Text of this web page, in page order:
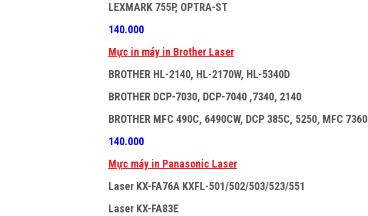
LEXMARK 755P, OPTRA-ST
140.000
Mực in máy in Brother Laser
BROTHER HL-2140, HL-2170W, HL-5340D
BROTHER DCP-7030, DCP-7040 ,7340, 2140
BROTHER MFC 490C, 6490CW, DCP 385C, 5250, MFC 7360
140.000
Mực máy in Panasonic Laser
Laser KX-FA76A KXFL-501/502/503/523/551
Laser KX-FA83E